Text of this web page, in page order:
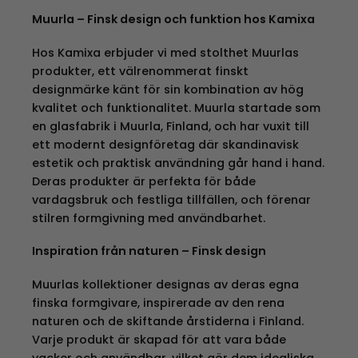
Muurla – Finsk design och funktion hos Kamixa
Hos Kamixa erbjuder vi med stolthet Muurlas
produkter, ett välrenommerat finskt
designmärke känt för sin kombination av hög
kvalitet och funktionalitet. Muurla startade som
en glasfabrik i Muurla, Finland, och har vuxit till
ett modernt designföretag där skandinavisk
estetik och praktisk användning går hand i hand.
Deras produkter är perfekta för både
vardagsbruk och festliga tillfällen, och förenar
stilren formgivning med användbarhet.
Inspiration från naturen – Finsk design
Muurlas kollektioner designas av deras egna
finska formgivare, inspirerade av den rena
naturen och de skiftande årstiderna i Finland.
Varje produkt är skapad för att vara både